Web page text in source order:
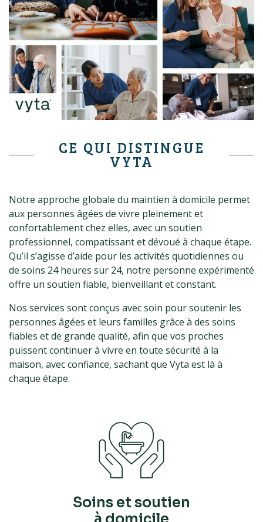
CE QUI DISTINGUE
VYTA
Notre approche globale du maintien à domicile permet
aux personnes âgées de vivre pleinement et
confortablement chez elles, avec un soutien
professionnel, compatissant et dévoué à chaque étape.
Qu’il s’agisse d’aide pour les activités quotidiennes ou
de soins 24 heures sur 24, notre personne expérimenté
offre un soutien fiable, bienveillant et constant.
Nos services sont conçus avec soin pour soutenir les
personnes âgées et leurs familles grâce à des soins
fiables et de grande qualité, afin que vos proches
puissent continuer à vivre en toute sécurité à la
maison, avec confiance, sachant que Vyta est là à
chaque étape.
Soins et soutien